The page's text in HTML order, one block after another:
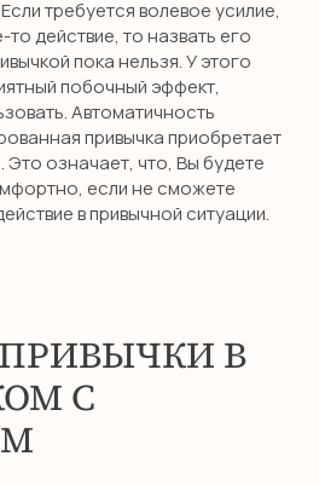
требуется волевое усилие,
действие, то назвать его
пока нельзя. У этого
побочный эффект,
Автоматичность
привычка приобретает
Это означает, что, Вы будете
если не сможете
в привычной ситуации.
В
С